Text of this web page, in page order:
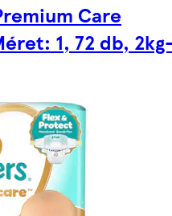
Care
1, 72 db,